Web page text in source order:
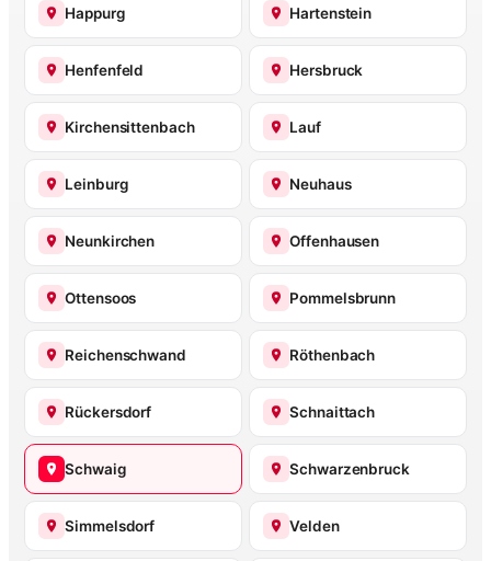
Happurg Hartenstein
Henfenfeld Hersbruck
Kirchensittenbach Lauf
Leinburg Neuhaus
Neunkirchen Offenhausen
Ottensoos Pommelsbrunn
Reichenschwand Röthenbach
Rückersdorf Schnaittach
Schwaig Schwarzenbruck
Simmelsdorf Velden